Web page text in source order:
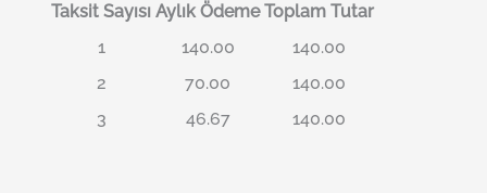
Taksit Sayısı Aylık Ödeme Toplam Tutar
1
140.00
140.00
2
70.00
140.00
3
46.67 140.00